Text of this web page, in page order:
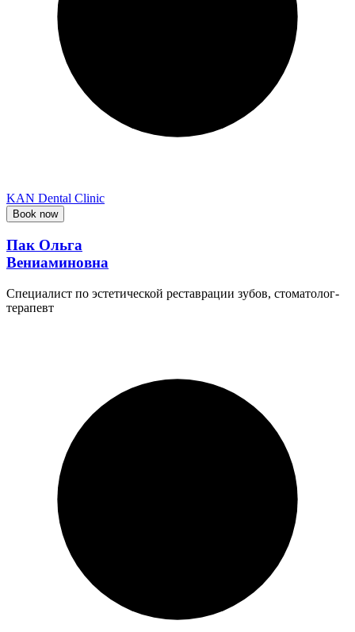
KAN Dental Clinic
Book now
Пак Ольга
Вениаминовна
Специалист по эстетической реставрации зубов, стоматолог-
терапевт